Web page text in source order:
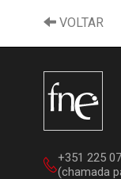
VOLTAR
+351 225
(chamada